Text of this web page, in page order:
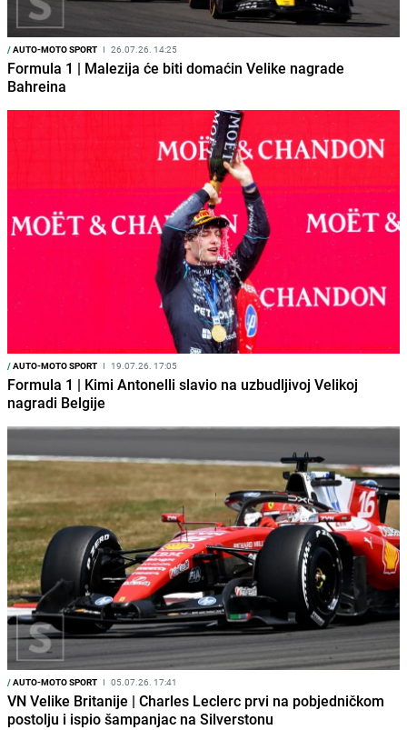
/AUTO-MOTO SPORT I 26.07.26. 14:25
Formula 1 | Malezija će biti domaćin Velike nagrade
Bahreina
/AUTO-MOTO SPORT I 19.07.26. 17:05
Formula 1 | Kimi Antonelli slavio na uzbudljivoj Velikoj
nagradi Belgije
/AUTO-MOTO SPORT I 05.07.26. 17:41
VN Velike Britanije | Charles Leclerc prvi na pobjedničkom
postolju i ispio šampanjac na Silverstonu